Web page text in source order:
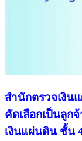
สำนักตรวจเงิน
คัดเลือกเป็นลูก
เงินแผ่นดิน ชั้น